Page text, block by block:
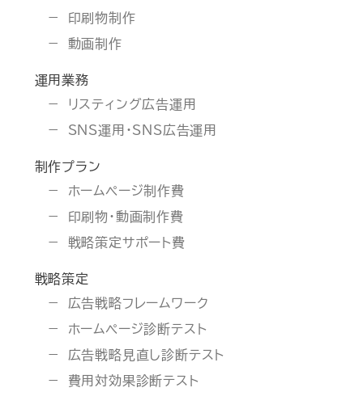
印刷物制作
動画制作
運用業務
リスティング広告運用
SNS運用・SNS広告運用
制作プラン
ホームページ制作費
印刷物・動画制作費
戦略策定サポート費
戦略策定
広告戦略フレームワーク
ホームページ診断テスト
広告戦略見直し診断テスト
費用対効果診断テスト